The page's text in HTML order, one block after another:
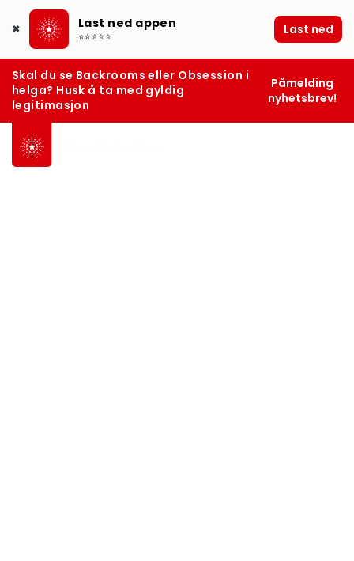
✖ Last ned appen
⭐⭐⭐⭐⭐ Last ned
Skal du se Backrooms eller Obsession i
helga? Husk å ta med gyldig
legitimasjon
Påmelding
nyhetsbrev!